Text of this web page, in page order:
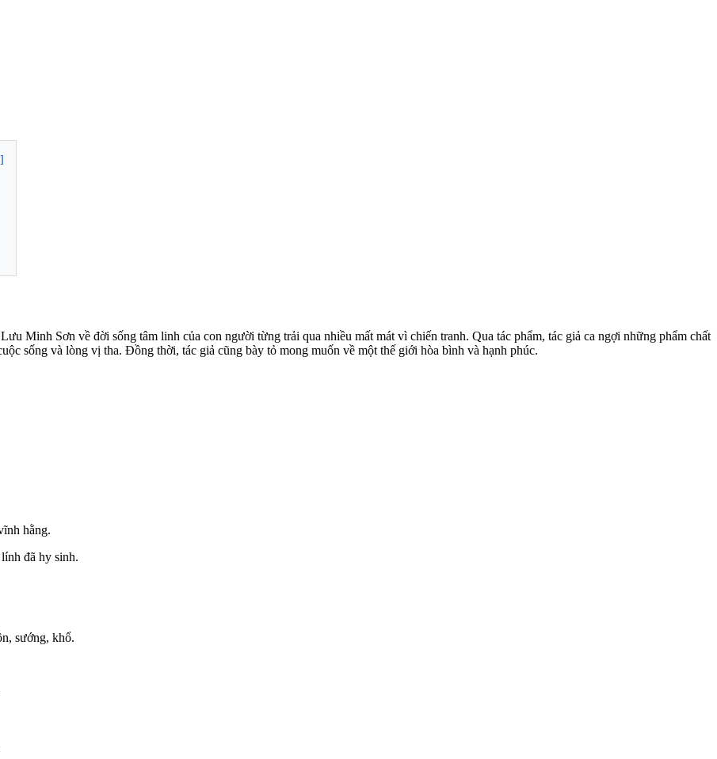
Minh Sơn về đời sống tâm linh của con người từng trải qua nhiều mất mát vì chiến tranh. Qua tác phẩm, tác giả ca ngợi những phẩm chất
sống và lòng vị tha. Đồng thời, tác giả cũng bày tỏ mong muốn về một thế giới hòa bình và hạnh phúc.
hằng.
đã hy sinh.
sướng, khổ.